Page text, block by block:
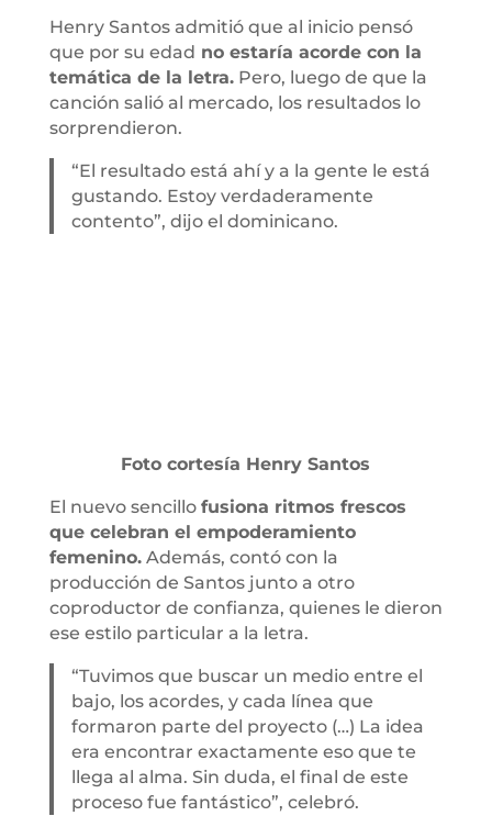
Henry Santos admitió que al inicio pensó
que por su edad no estaría acorde con la
temática de la letra.Pero, luego de que la
canción salió al mercado, los resultados lo
sorprendieron.
“El resultado está ahí y a la gente le está
gustando. Estoy verdaderamente
contento”, dijo el dominicano.
Foto cortesía Henry Santos
El nuevo sencillo fusiona ritmos frescos
que celebran el empoderamiento
femenino.Además, contó con la
producción de Santos junto a otro
coproductor de confianza, quienes le dieron
ese estilo particular a la letra.
“Tuvimos que buscar un medio entre el
bajo, los acordes, y cada línea que
formaron parte del proyecto (…) La idea
era encontrar exactamente eso que te
llega al alma. Sin duda, el final de este
proceso fue fantástico”, celebró.